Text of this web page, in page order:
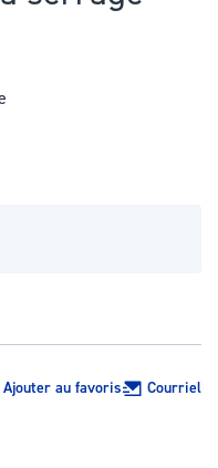
Ajouter au favoris Courriel